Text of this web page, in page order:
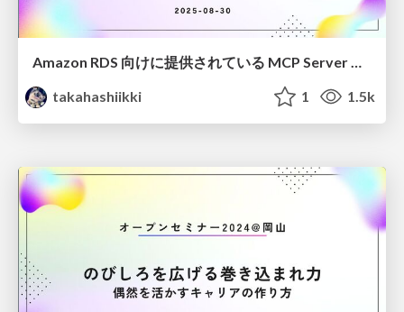
Amazon RDS 向けに提供されている MCP Server と仕組みを調べてみた/jawsug-okayama-2025-aurora-mcp
takahashiikki
1 1.5k